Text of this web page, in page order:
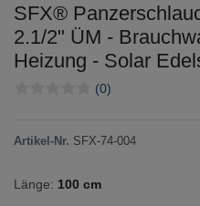
SFX®
2.1/2" ÜM -
Heizung - Solar
(0)
Artikel-Nr. SFX-74-004
Länge: 100 cm